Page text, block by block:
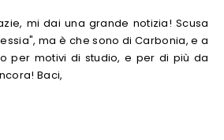
mi dai una grande notizia! Scusa
ma è che sono di Carbonia, e a
per motivi di studio, e per di più da
Baci,